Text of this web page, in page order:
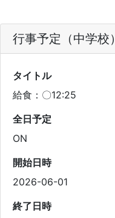
行事予定（中学校）
タイトル
給食：〇12:25
全日予定
ON
開始日時
2026-06-01
終了日時